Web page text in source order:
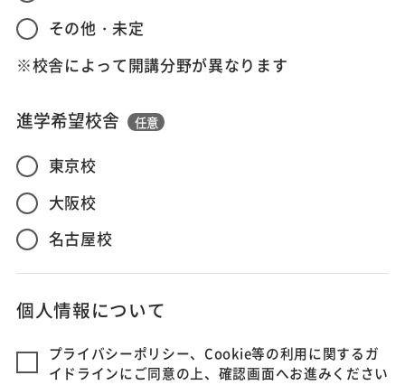
その他・未定
※校舎によって開講分野が異なります
進学希望校舎 任意
東京校
大阪校
名古屋校
個人情報について
プライバシーポリシー、Cookie等の利用に関するガ
イドラインにご同意の上、確認画面へお進みください